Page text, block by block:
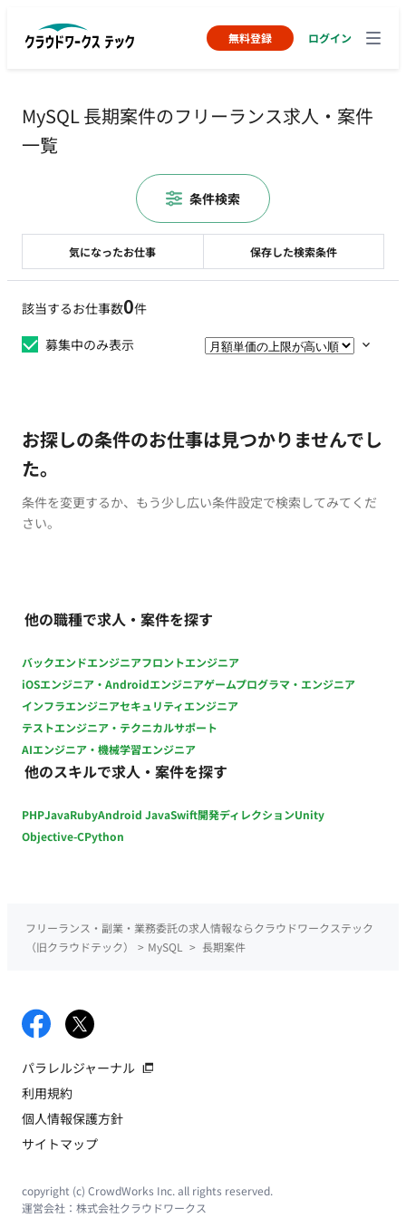
無料登録 ログイン
MySQL 長期案件のフリーランス求人・案件
一覧
該当するお仕事数0件
募集中のみ表示
お探しの条件のお仕事は見つかりませんでし
た。
条件を変更するか、もう少し広い条件設定で検索してみてくだ
さい。
他の職種で求人・案件を探す
バックエンドエンジニアフロントエンジニア
iOSエンジニア・Androidエンジニアゲームプログラマ・エンジニア
インフラエンジニアセキュリティエンジニア
テストエンジニア・テクニカルサポート
AIエンジニア・機械学習エンジニア
他のスキルで求人・案件を探す
PHPJavaRubyAndroid JavaSwift開発ディレクションUnity
Objective-CPython
気になったお仕事 保存した検索条件
条件検索
フリーランス・副業・業務委託の求人情報ならクラウドワークステック
（旧クラウドテック）
> MySQL > 長期案件
パラレルジャーナル
利用規約
個人情報保護方針
サイトマップ
copyright (c) CrowdWorks Inc. all rights reserved.
運営会社： 株式会社クラウドワークス